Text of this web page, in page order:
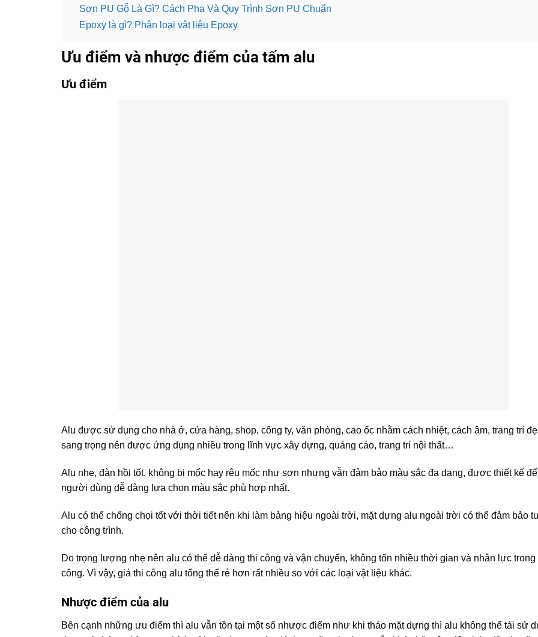
Sơn PU Gỗ Là Gì? Cách Pha Và Quy Trình Sơn PU Chuẩn
Epoxy là gì? Phân loại vật liệu Epoxy
Ưu điểm và nhược điểm của tấm alu
Ưu điểm
Alu được sử dụng cho nhà ở, cửa hàng, shop, công ty, văn phòng, cao ốc nhằm cách nhiệt, cách âm, trang trí
sang trọng nên được ứng dụng nhiều trong lĩnh vực xây dựng, quảng cáo, trang trí nội thất…
Alu nhẹ, đàn hồi tốt, không bị mốc hay rêu mốc như sơn nhưng vẫn đảm bảo màu sắc đa dạng, được thiết kế để
người dùng dễ dàng lựa chọn màu sắc phù hợp nhất.
Alu có thể chống chọi tốt với thời tiết nên khi làm bảng hiệu ngoài trời, mặt dựng alu ngoài trời có thể đảm bảo
cho công trình.
Do trọng lượng nhẹ nên alu có thể dễ dàng thi công và vận chuyển, không tốn nhiều thời gian và nhân lực trong
công. Vì vậy, giá thi công alu tổng thể rẻ hơn rất nhiều so với các loại vật liệu khác.
Nhược điểm của alu
Bên cạnh những ưu điểm thì alu vẫn tồn tại một số nhược điểm như khi tháo mặt dựng thì alu không thể tái sử